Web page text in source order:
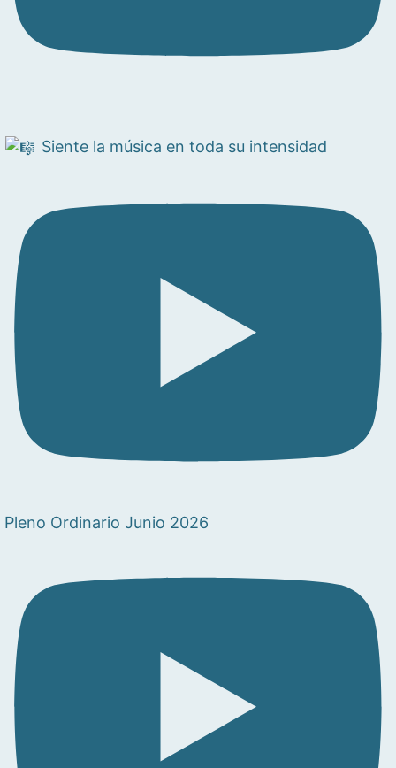
Siente la música en toda su intensidad
Pleno Ordinario Junio 2026